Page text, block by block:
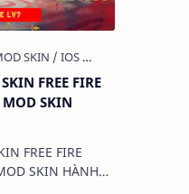
FREE FIRE
SKIN
FREE FIRE
SKIN HÀNH